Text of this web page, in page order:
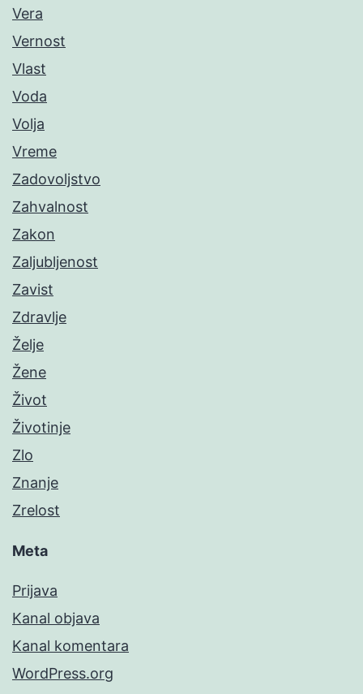
Vera
Vernost
Vlast
Voda
Volja
Vreme
Zadovoljstvo
Zahvalnost
Zakon
Zaljubljenost
Zavist
Zdravlje
Želje
Žene
Život
Životinje
Zlo
Znanje
Zrelost
Meta
Prijava
Kanal objava
Kanal komentara
WordPress.org